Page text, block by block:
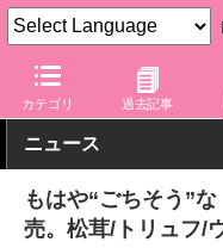
カテゴリ 過去記事
グルメ Watch メーカー
ニュース
もはや“ごちそう”
売。松茸/トリュフ/